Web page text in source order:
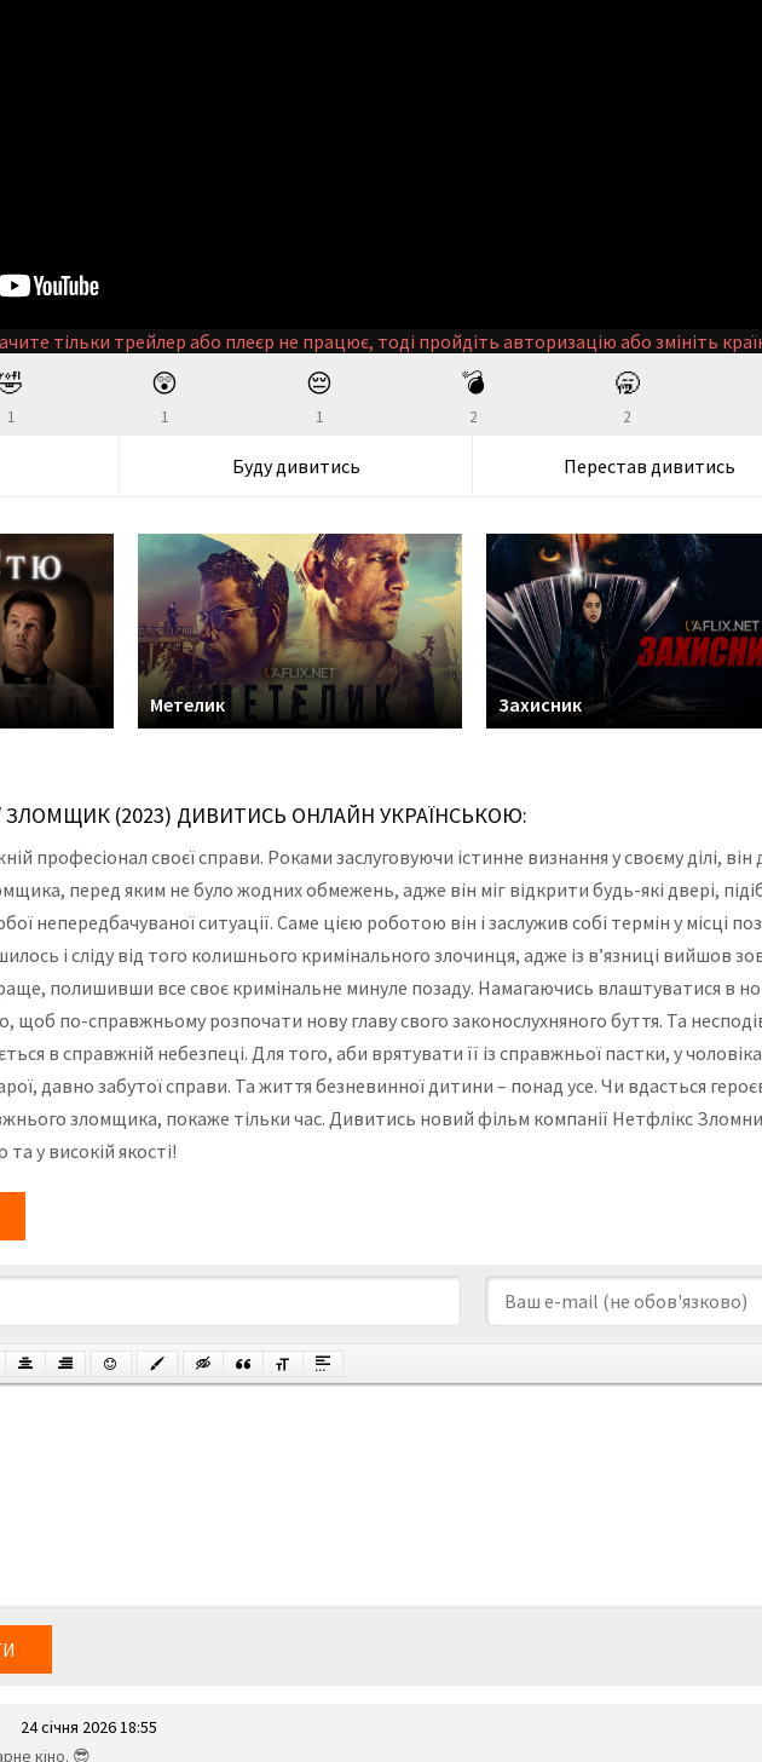
тільки трейлер або плеєр не працює, тоді пройдіть авторизацію або змініть
1
😲
1
😔
1
💣
2
🥱
2
Буду дивитись Перестав дивитись
Метелик Захисник
(2023) ДИВИТИСЬ ОНЛАЙН УКРАЇНСЬКОЮ:
професіонал своєї справи. Роками заслуговуючи істинне визнання у своєму ділі,
перед яким не було жодних обмежень, адже він міг відкрити будь-які двері,
непередбачуваної ситуації. Саме цією роботою він і заслужив собі термін у місці
і сліду від того колишнього кримінального злочинця, адже із в’язниці вийшов
полишивши все своє кримінальне минуле позаду. Намагаючись влаштуватися в
щоб по-справжньому розпочати нову главу свого законослухняного буття. Та
в справжній небезпеці. Для того, аби врятувати її із справжньої пастки, у
давно забутої справи. Та життя безневинної дитини – понад усе. Чи вдасться
зломщика, покаже тільки час. Дивитись новий фільм компанії Нетфлікс
у високій якості!
24 січня 2026 18:55
кіно. 😎